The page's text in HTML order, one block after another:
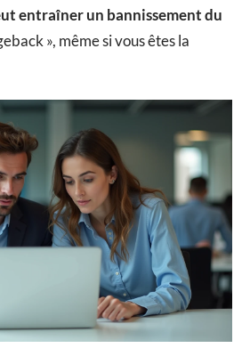
entraîner un bannissement du
», même si vous êtes la